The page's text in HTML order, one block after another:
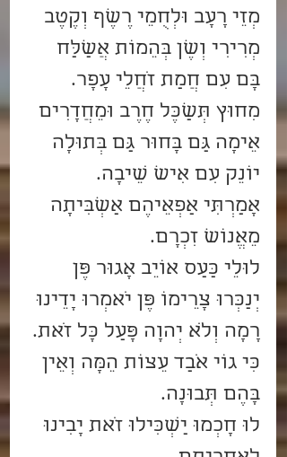
מְזֵי רָעָב וּלְחֻמֵי רֶשֶׁף וְקֶטֶב
מְרִירִי וְשֶׁן בְּהֵמוֹת אֲשַׁלַּח
בָּם עִם חֲמַת זֹחֲלֵי עָפָר.
מִחוּץ תְּשַׁכֶּל חֶרֶב וּמֵחֲדָרִים
אֵימָה גַּם בָּחוּר גַּם בְּתוּלָה
יוֹנֵק עִם אִישׁ שֵׂיבָה.
אָמַרְתִּי אַפְאֵיהֶם אַשְׁבִּיתָה
מֵאֱנוֹשׁ זִכְרָם.
לוּלֵי כַּעַס אוֹיֵב אָגוּר פֶּן
יְנַכְּרוּ צָרֵימוֹ פֶּן יֹאמְרוּ יָדֵינוּ
רָמָה וְלֹא יְהוָה פָּעַל כָּל זֹאת.
כִּי גוֹי אֹבַד עֵצוֹת הֵמָּה וְאֵין
בָּהֶם תְּבוּנָה.
לוּ חָכְמוּ יַשְׂכִּילוּ זֹאת יָבִינוּ